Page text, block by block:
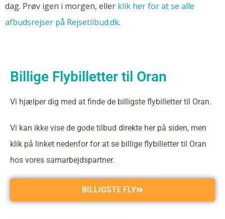
dag. Prøv igen i morgen, eller klik her for at se alle
afbudsrejser på Rejsetilbud.dk.
Billige Flybilletter til Oran
Vi hjælper dig med at finde de billigste flybilletter til Oran.
Vi kan ikke vise de gode tilbud direkte her på siden, men
klik på linket nedenfor for at se billige flybilletter til Oran
hos vores samarbejdspartner.
BILLIGSTE FLY